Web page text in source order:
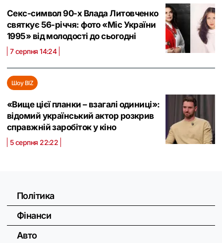
Секс-символ 90-х Влада Литовченко
святкує 56-річчя: фото «Міс України
1995» від молодості до сьогодні
7 серпня 14:24
Шоу BIZ
«Вище цієї планки – взагалі одиниці»:
відомий український актор розкрив
справжній заробіток у кіно
5 серпня 22:22
Політика
Фінанси
Авто